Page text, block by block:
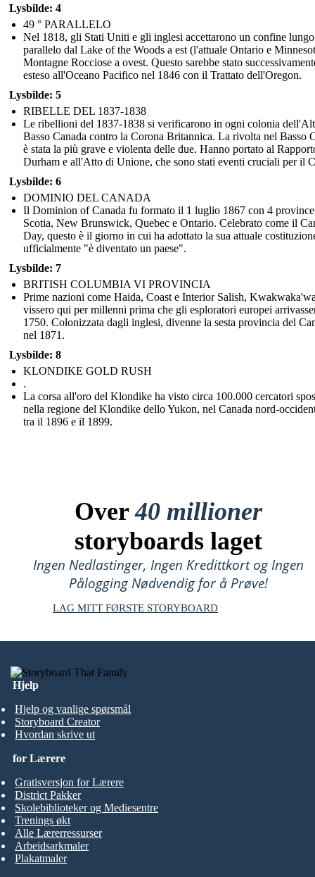
Lysbilde: 4
49 ° PARALLELO
Nel 1818, gli Stati Uniti e gli inglesi accettarono un confine
parallelo dal Lake of the Woods a est (l'attuale Ontario e
Montagne Rocciose a ovest. Questo sarebbe stato
esteso all'Oceano Pacifico nel 1846 con il Trattato dell'Oregon.
Lysbilde: 5
RIBELLE DEL 1837-1838
Le ribellioni del 1837-1838 si verificarono in ogni colonia
Basso Canada contro la Corona Britannica. La rivolta nel Basso
è stata la più grave e violenta delle due. Hanno portato al
Durham e all'Atto di Unione, che sono stati eventi cruciali per il
Lysbilde: 6
DOMINIO DEL CANADA
Il Dominion of Canada fu formato il 1 luglio 1867 con 4
Scotia, New Brunswick, Quebec e Ontario. Celebrato come il
Day, questo è il giorno in cui ha adottato la sua attuale
ufficialmente "è diventato un paese".
Lysbilde: 7
BRITISH COLUMBIA VI PROVINCIA
Prime nazioni come Haida, Coast e Interior Salish,
vissero qui per millenni prima che gli esploratori europei
1750. Colonizzata dagli inglesi, divenne la sesta provincia del
nel 1871.
Lysbilde: 8
KLONDIKE GOLD RUSH
.
La corsa all'oro del Klondike ha visto circa 100.000 cercatori
nella regione del Klondike dello Yukon, nel Canada nord-
tra il 1896 e il 1899.
Over40 millioner
storyboards laget
Ingen Nedlastinger, Ingen Kredittkort og Ingen
Pålogging Nødvendig for å Prøve!
LAG MITT FØRSTE STORYBOARD
Hjelp
Hjelp og vanlige spørsmål
Storyboard Creator
Hvordan skrive ut
for Lærere
Gratisversjon for Lærere
District Pakker
Skolebiblioteker og Mediesentre
Trenings økt
Alle Lærerressurser
Arbeidsarkmaler
Plakatmaler